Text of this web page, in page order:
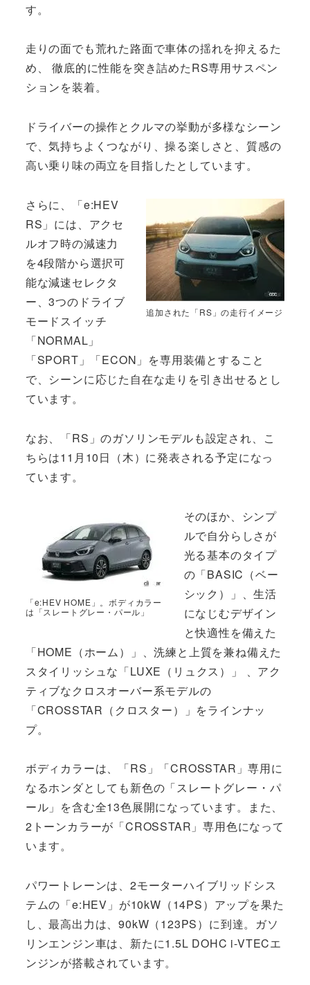
す。
走りの面でも荒れた路面で車体の揺れを抑えるた
め、 徹底的に性能を突き詰めたRS専用サスペン
ションを装着。
ドライバーの操作とクルマの挙動が多様なシーン
で、気持ちよくつながり、操る楽しさと、質感の
高い乗り味の両立を目指したとしています。
追加された「RS」の走行イメージ
さらに、「e:HEV
RS」には、アクセ
ルオフ時の減速力
を4段階から選択可
能な減速セレクタ
ー、3つのドライブ
モードスイッチ
「NORMAL」
「SPORT」「ECON」を専用装備とすること
で、シーンに応じた自在な走りを引き出せるとし
ています。
なお、「RS」のガソリンモデルも設定され、こ
ちらは11月10日（木）に発表される予定になっ
ています。
「e:HEV HOME」。ボディカラー
は「スレートグレー・パール」
そのほか、シンプ
ルで自分らしさが
光る基本のタイプ
の「BASIC（ベー
シック）」、生活
になじむデザイン
と快適性を備えた
「HOME（ホーム）」、洗練と上質を兼ね備えた
スタイリッシュな「LUXE（リュクス）」 、アク
ティブなクロスオーバー系モデルの
「CROSSTAR（クロスター）」をラインナッ
プ。
ボディカラーは、「RS」「CROSSTAR」専用に
なるホンダとしても新色の「スレートグレー・パ
ール」を含む全13色展開になっています。また、
2トーンカラーが「CROSSTAR」専用色になって
います。
パワートレーンは、2モーターハイブリッドシス
テムの「e:HEV」が10kW（14PS）アップを果た
し、最高出力は、90kW（123PS）に到達。ガソ
リンエンジン車は、新たに1.5L DOHC i-VTECエ
ンジンが搭載されています。